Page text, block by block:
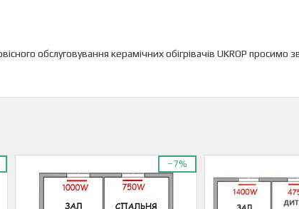
обслуговування керамічних обігрівачів UKROP
–7%